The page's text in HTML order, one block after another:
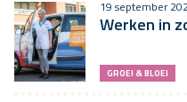
19 september
Werken in
GROEI & BLOEI